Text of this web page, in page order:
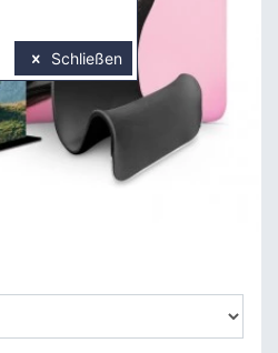
Schließen